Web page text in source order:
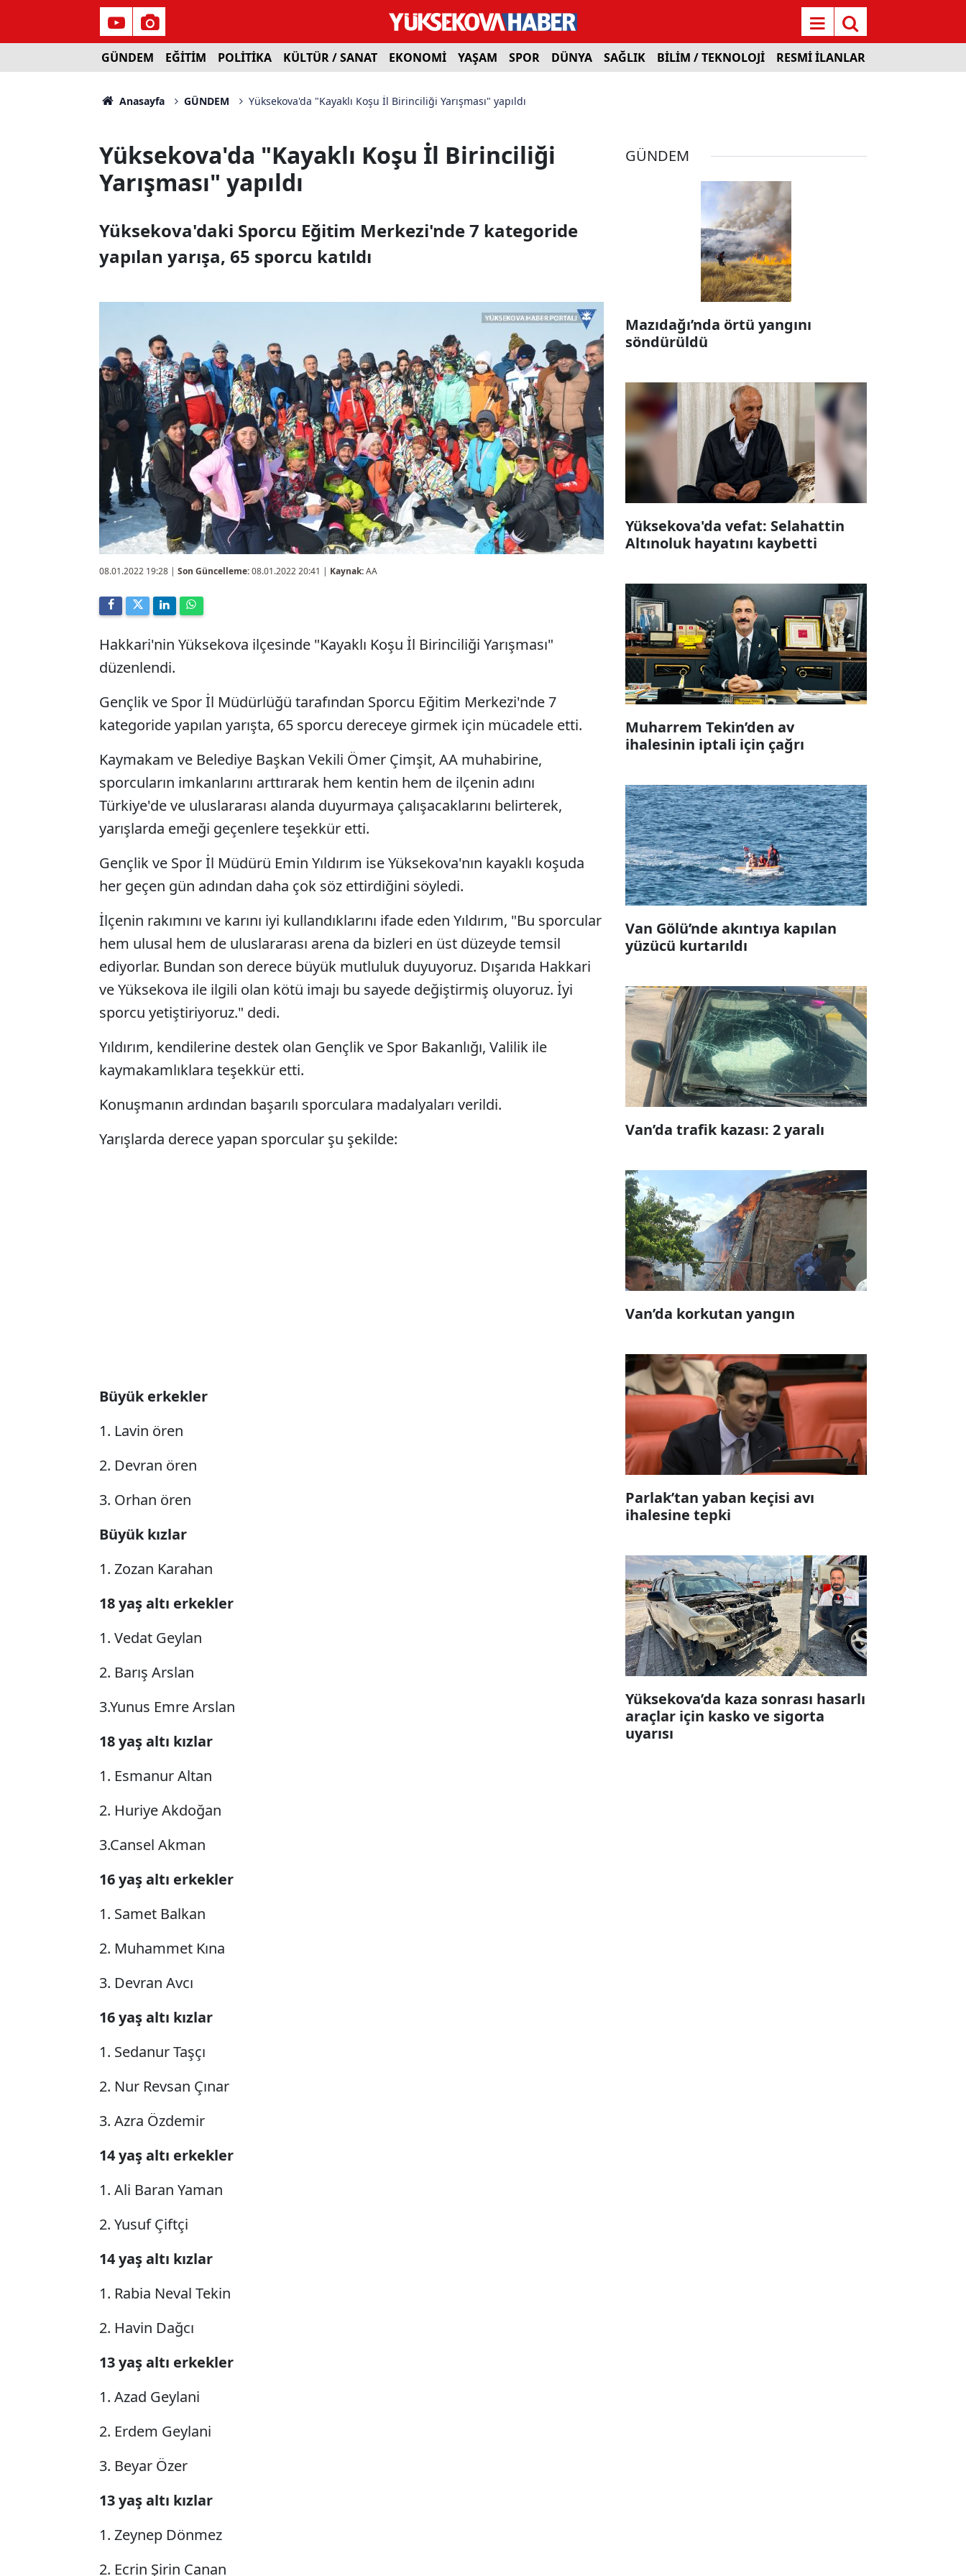
GÜNDEM EĞİTİM POLİTİKA KÜLTÜR / SANAT EKONOMİ YAŞAM SPOR DÜNYA SAĞLIK BİLİM / TEKNOLOJİ RESMİ İLANLAR
Anasayfa GÜNDEM Yüksekova'da "Kayaklı Koşu İl Birinciliği Yarışması" yapıldı
Yüksekova'da "Kayaklı Koşu İl Birinciliği
Yarışması" yapıldı
Yüksekova'daki Sporcu Eğitim Merkezi'nde 7 kategoride
yapılan yarışa, 65 sporcu katıldı
08.01.2022 19:28 | Son Güncelleme:08.01.2022 20:41 | Kaynak:AA
Hakkari'nin Yüksekova ilçesinde "Kayaklı Koşu İl Birinciliği Yarışması"
düzenlendi.
Gençlik ve Spor İl Müdürlüğü tarafından Sporcu Eğitim Merkezi'nde 7
kategoride yapılan yarışta, 65 sporcu dereceye girmek için mücadele etti.
Kaymakam ve Belediye Başkan Vekili Ömer Çimşit, AA muhabirine,
sporcuların imkanlarını arttırarak hem kentin hem de ilçenin adını
Türkiye'de ve uluslararası alanda duyurmaya çalışacaklarını belirterek,
yarışlarda emeği geçenlere teşekkür etti.
Gençlik ve Spor İl Müdürü Emin Yıldırım ise Yüksekova'nın kayaklı koşuda
her geçen gün adından daha çok söz ettirdiğini söyledi.
İlçenin rakımını ve karını iyi kullandıklarını ifade eden Yıldırım, "Bu sporcular
hem ulusal hem de uluslararası arena da bizleri en üst düzeyde temsil
ediyorlar. Bundan son derece büyük mutluluk duyuyoruz. Dışarıda Hakkari
ve Yüksekova ile ilgili olan kötü imajı bu sayede değiştirmiş oluyoruz. İyi
sporcu yetiştiriyoruz." dedi.
Yıldırım, kendilerine destek olan Gençlik ve Spor Bakanlığı, Valilik ile
kaymakamlıklara teşekkür etti.
Konuşmanın ardından başarılı sporculara madalyaları verildi.
Yarışlarda derece yapan sporcular şu şekilde:
Büyük erkekler
1. Lavin ören
2. Devran ören
3. Orhan ören
Büyük kızlar
1. Zozan Karahan
18 yaş altı erkekler
1. Vedat Geylan
2. Barış Arslan
3.Yunus Emre Arslan
18 yaş altı kızlar
1. Esmanur Altan
2. Huriye Akdoğan
3.Cansel Akman
16 yaş altı erkekler
1. Samet Balkan
2. Muhammet Kına
3. Devran Avcı
16 yaş altı kızlar
1. Sedanur Taşçı
2. Nur Revsan Çınar
3. Azra Özdemir
14 yaş altı erkekler
1. Ali Baran Yaman
2. Yusuf Çiftçi
14 yaş altı kızlar
1. Rabia Neval Tekin
2. Havin Dağcı
13 yaş altı erkekler
1. Azad Geylani
2. Erdem Geylani
3. Beyar Özer
13 yaş altı kızlar
1. Zeynep Dönmez
2. Ecrin Şirin Canan
GÜNDEM
Mazıdağı’nda örtü yangını
söndürüldü
Yüksekova'da vefat: Selahattin
Altınoluk hayatını kaybetti
Muharrem Tekin’den av
ihalesinin iptali için çağrı
Van Gölü’nde akıntıya kapılan
yüzücü kurtarıldı
Van’da trafik kazası: 2 yaralı
Van’da korkutan yangın
Parlak’tan yaban keçisi avı
ihalesine tepki
Yüksekova’da kaza sonrası hasarlı
araçlar için kasko ve sigorta
uyarısı